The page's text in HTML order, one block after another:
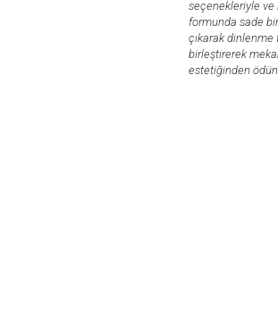
seçenekleriyle ve
formunda sade
çıkarak dinlenme
birleştirerek
estetiğinden